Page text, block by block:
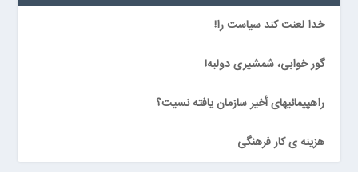
خدا لعنت كند سياست را!
گور خوابى، شمشيرى دولبه!
راهپيمائيهاى أخير سازمان يافته نسيت؟
هزينه ی كار فرهنگى